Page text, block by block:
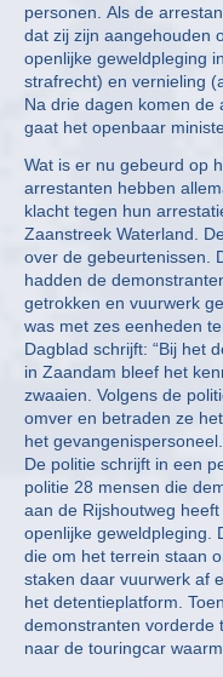
personen. Als de
dat zij zijn aangehouden
openlijke geweldpleging
strafrecht) en vernieling
Na drie dagen komen de
gaat het openbaar
Wat is er nu gebeurd op
arrestanten hebben
klacht tegen hun
Zaanstreek Waterland.
over de gebeurtenissen.
hadden de
getrokken en vuurwerk
was met zes eenheden
Dagblad schrijft: “Bij het
in Zaandam bleef het
zwaaien. Volgens de
omver en betraden ze
het
De politie schrijft in een
politie 28 mensen die
aan de Rijshoutweg
openlijke geweldpleging.
die om het terrein staan
staken daar vuurwerk af
het detentieplatform.
demonstranten vorderde
naar de touringcar